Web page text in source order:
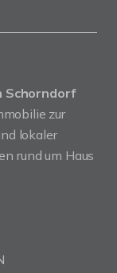
Schorndorf
zur
lokaler
rund um Haus